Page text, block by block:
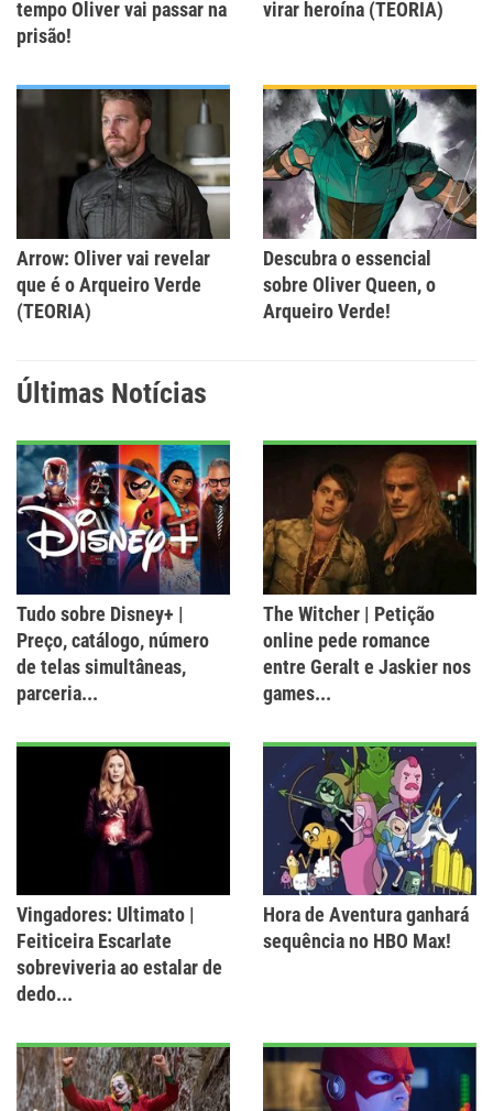
tempo Oliver vai passar na
prisão!
virar heroína (TEORIA)
Arrow: Oliver vai revelar
que é o Arqueiro Verde
(TEORIA)
Descubra o essencial
sobre Oliver Queen, o
Arqueiro Verde!
Últimas Notícias
Tudo sobre Disney+ |
Preço, catálogo, número
de telas simultâneas,
parceria...
The Witcher | Petição
online pede romance
entre Geralt e Jaskier nos
games...
Vingadores: Ultimato |
Feiticeira Escarlate
sobreviveria ao estalar de
dedo...
Hora de Aventura ganhará
sequência no HBO Max!